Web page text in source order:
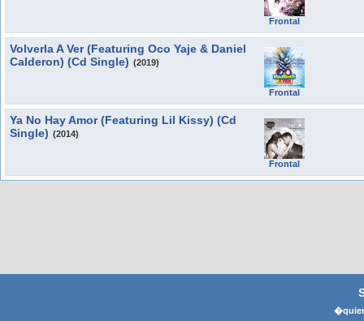
Frontal
Volverla A Ver (Featuring Oco Yaje & Daniel
Calderon) (Cd Single) (2019)
Frontal
Ya No Hay Amor (Featuring Lil Kissy) (Cd
Single) (2014)
Frontal